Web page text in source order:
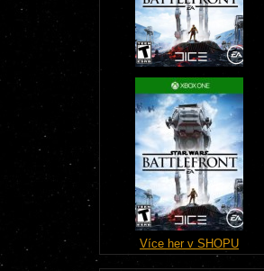
Více her v SHOPU